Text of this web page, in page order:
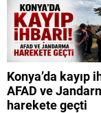
Konya’da kayıp
AFAD ve
harekete geçti